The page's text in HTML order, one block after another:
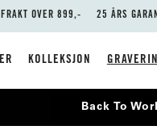
OVER 899,- 25 ÅRS
KOLLEKSJON
Back To